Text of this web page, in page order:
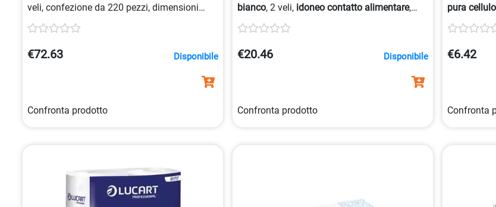
veli, confezione da 220 pezzi, dimensioni
23×23,5 cm, ideali per la tua igiene personale
e la pulizia quotidiana. Sono disponibili in
colorebianco
€72.63 Disponibile
Confronta prodotto
bianco, 2 veli, idoneo contatto alimentare,
certificazione EU Ecolabel,
pack sostenibile
€20.46 Disponibile
Confronta prodotto
pura
disponibili
una
21 cm,
€6.42
Confronta